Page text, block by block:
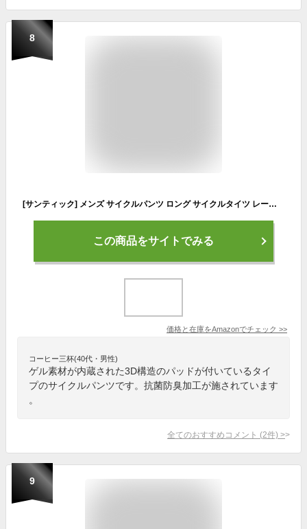
8
[サンティック] メンズ サイクルパンツ ロング サイクルタイツ レーサーパンツ パッド付 自転車ウェア ロードバイク サイクリング（ブラック XL）
この商品をサイトでみる
価格と在庫をAmazonでチェック >>
コーヒー三杯(40代・男性)
ゲル素材が内蔵された3D構造のパッドが付いているタイ
プのサイクルパンツです。抗菌防臭加工が施されています
。
全てのおすすめコメント (2件) >
9